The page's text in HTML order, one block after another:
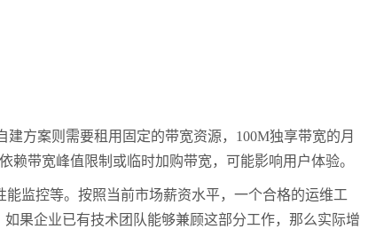
方案则需要租用固定的带宽资源， 100M独享带宽的月
带宽峰值限制或临时加购带宽，可能影响用户体验。
监控等。按照当前市场薪资水平，一个合格的运维工
果企业已有技术团队能够兼顾这部分工作，那么实际增